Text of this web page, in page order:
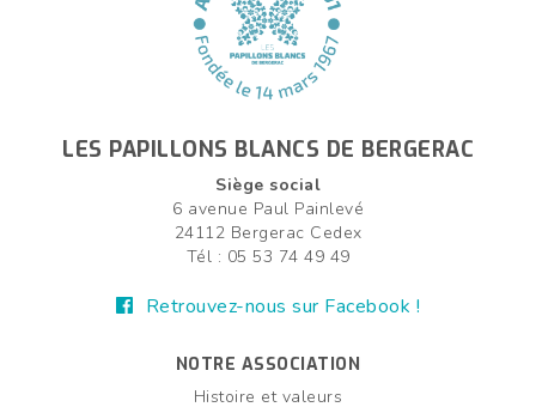
LES PAPILLONS BLANCS DE BERGERAC
Siège social
6 avenue Paul Painlevé
24112 Bergerac Cedex
Tél : 05 53 74 49 49
Retrouvez-nous sur Facebook !
NOTRE ASSOCIATION
Histoire et valeurs